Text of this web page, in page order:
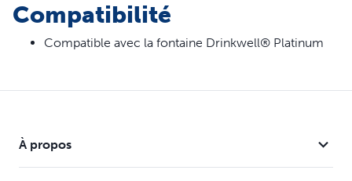
Compatibilité
Compatible avec la fontaine Drinkwell® Platinum
À propos